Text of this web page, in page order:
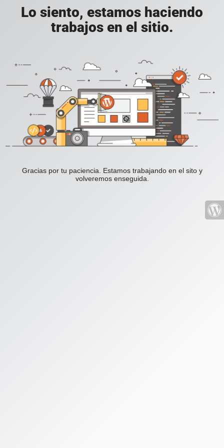
Lo siento, estamos haciendo
trabajos en el sitio.
Gracias por tu paciencia. Estamos trabajando en el sito y
volveremos enseguida.